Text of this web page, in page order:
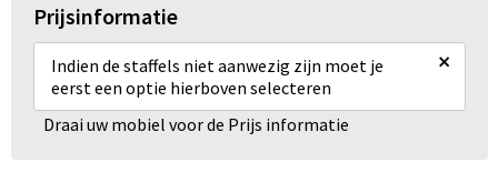
Prijsinformatie
Indien de staffels niet aanwezig zijn moet je
eerst een optie hierboven selecteren
×
Draai uw mobiel voor de Prijs informatie